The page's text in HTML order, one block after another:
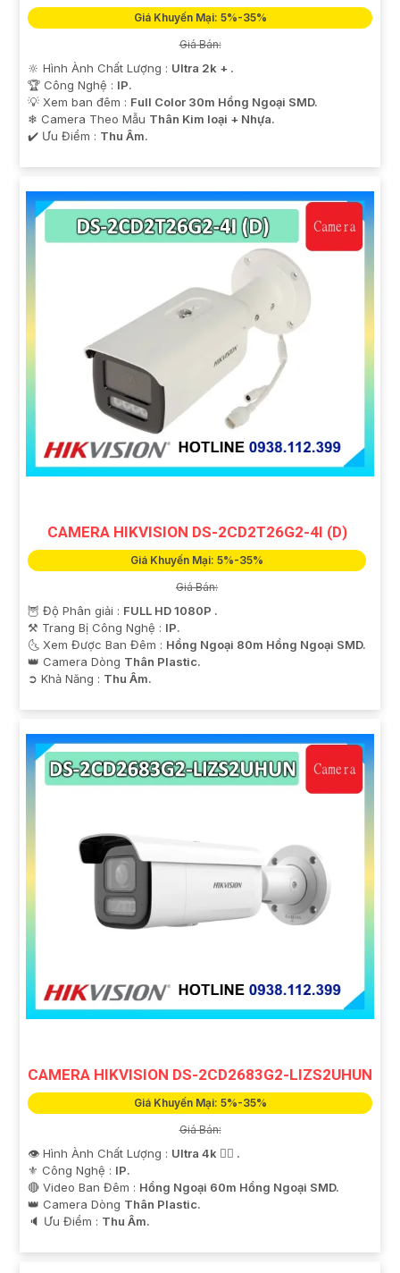
Giá Khuyến Mại: 5%-35%
Giá Bán:
🔆 Hình Ành Chất Lượng : Ultra 2k + .
🏆 Công Nghệ : IP.
💡 Xem ban đêm : Full Color 30m Hồng Ngoại SMD.
❄ Camera Theo Mẫu Thân Kim loại + Nhựa.
️✔️ Ưu Điểm : Thu Âm.
CAMERA HIKVISION DS-2CD2T26G2-4I (D)
Giá Khuyến Mại: 5%-35%
Giá Bán:
🦉 Độ Phân giải : FULL HD 1080P .
⚒ Trang Bị Công Nghệ : IP.
🌜 Xem Được Ban Đêm : Hồng Ngoại 80m Hồng Ngoại SMD.
👑 Camera Dòng Thân Plastic.
️➲ Khả Năng : Thu Âm.
CAMERA HIKVISION DS-2CD2683G2-LIZS2UHUN
Giá Khuyến Mại: 5%-35%
Giá Bán:
👁 Hình Ành Chất Lượng : Ultra 4k 👍🏾 .
⚜️ Công Nghệ : IP.
🔴 Video Ban Đêm : Hồng Ngoại 60m Hồng Ngoại SMD.
👑 Camera Dòng Thân Plastic.
️🔈 Ưu Điểm : Thu Âm.